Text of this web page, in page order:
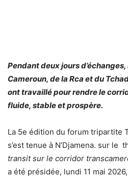
Pendant deux jours
Cameroun, de la Rca et du
ont travaillé pour rendre le
fluide, stable et prospère.
La 5e édition du forum tripartite
s’est tenue à N’Djamena. sur le
transit sur le corridor
a été présidée, lundi 11 mai